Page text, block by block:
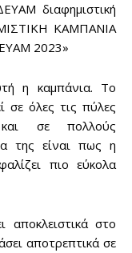
διαφημιστική
ΚΑΜΠΑΝΙΑ
2023»
η καμπάνια. Το
σε όλες τις πύλες
σε πολλούς
της είναι πως η
πιο εύκολα
στο
αποτρεπτικά σε